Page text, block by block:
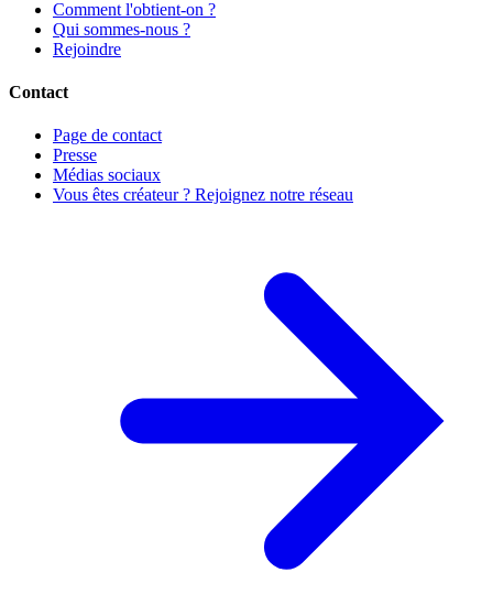
Comment l'obtient-on ?
Qui sommes-nous ?
Rejoindre
Contact
Page de contact
Presse
Médias sociaux
Vous êtes créateur ? Rejoignez notre réseau